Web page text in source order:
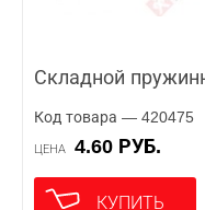
Складной
Код товара — 420475
ЦЕНА 4.60 РУБ.
КУПИТЬ